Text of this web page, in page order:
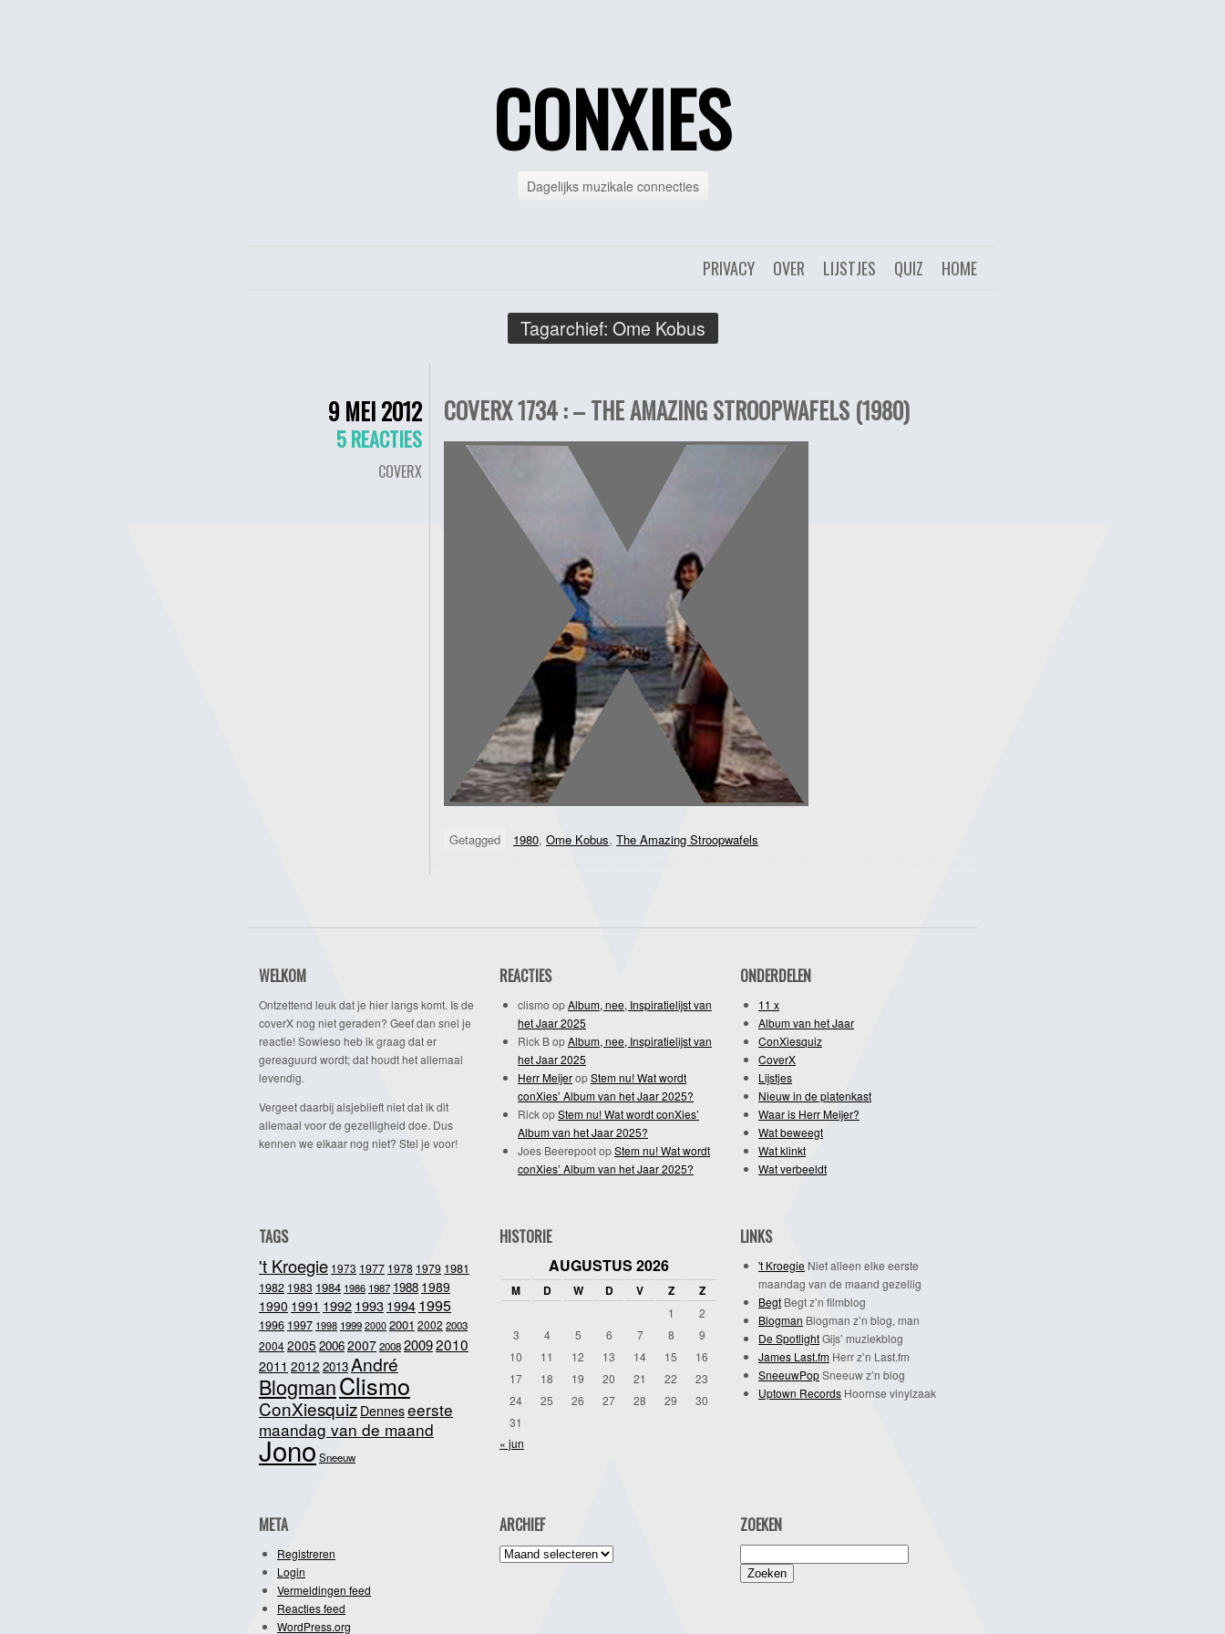
CONXIES
Dagelijks muzikale connecties
HOME
QUIZ
LIJSTJES
OVER
PRIVACY
Tagarchief: Ome Kobus
9 MEI 2012
5 REACTIES
COVERX
COVERX 1734 : – THE AMAZING STROOPWAFELS (1980)
Getagged 1980, Ome Kobus, The Amazing Stroopwafels
WELKOM
Ontzettend leuk dat je hier langs komt. Is de
coverX nog niet geraden? Geef dan snel je
reactie! Sowieso heb ik graag dat er
gereaguurd wordt; dat houdt het allemaal
levendig.
Vergeet daarbij alsjeblieft niet dat ik dit
allemaal voor de gezelligheid doe. Dus
kennen we elkaar nog niet? Stel je voor!
REACTIES
clismo opAlbum, nee, Inspiratielijst van
het Jaar 2025
Rick BopAlbum, nee, Inspiratielijst van
het Jaar 2025
Herr MeijeropStem nu! Wat wordt
conXies’ Album van het Jaar 2025?
RickopStem nu! Wat wordt conXies’
Album van het Jaar 2025?
Joes BeerepootopStem nu! Wat wordt
conXies’ Album van het Jaar 2025?
ONDERDELEN
11 x
Album van het Jaar
ConXiesquiz
CoverX
Lijstjes
Nieuw in de platenkast
Waar is Herr Meijer?
Wat beweegt
Wat klinkt
Wat verbeeldt
TAGS
't Kroegie 1973 1977 1978 1979 1981
1982 1983 1984 1986 1987 1988 1989
1990 1991 19921993 1994 1995
1996 1997 1998 1999 2000 2001 2002 2003
20042005 20062007200820092010
2011 2012 2013André
BlogmanClismo
ConXiesquiz Denneseerste
maandag van de maand
JonoSneeuw
HISTORIE
AUGUSTUS 2026
M D W D V Z Z
1
2
3
4 5 6 7 8
9
10
11 12 13 14 15
16
17
18 19 20 21 22
23
24
25 26 27 28 29
30
31
« jun
LINKS
't Kroegie Niet alleen elke eerste
maandag van de maand gezellig
Begt Begt z’n filmblog
Blogman Blogman z’n blog, man
De SpotlightGijs’ muziekblog
James Last.fm Herr z’n Last.fm
SneeuwPopSneeuw z’n blog
Uptown Records Hoornse vinylzaak
META
Registreren
Login
Vermeldingen feed
Reacties feed
WordPress.org
ARCHIEF
Archief
ZOEKEN
naar: